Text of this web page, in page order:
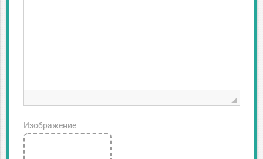
Изображение